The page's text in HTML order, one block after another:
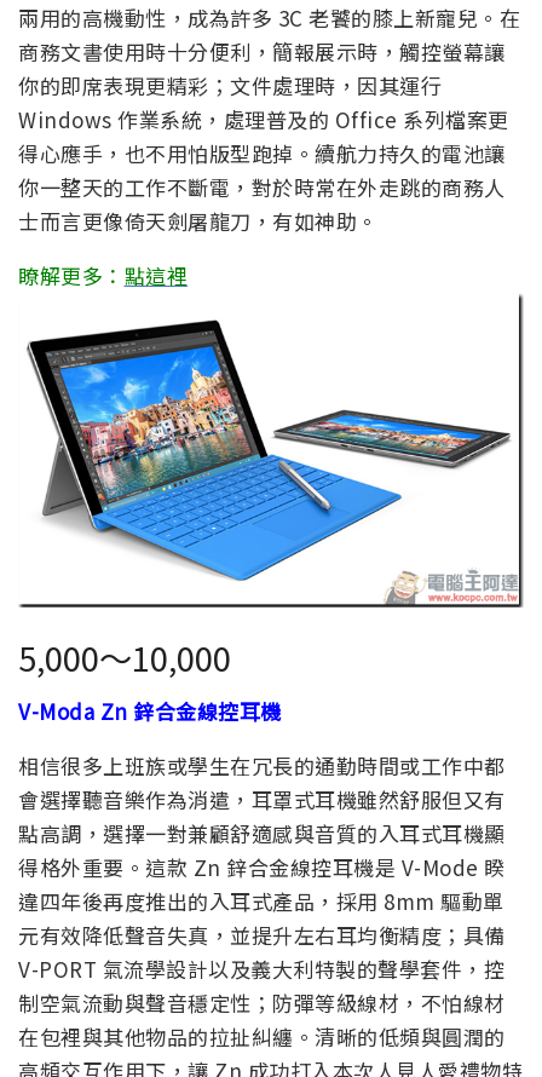
兩用的高機動性，成為許多 3C 老饕的膝上新寵兒。在
商務文書使用時十分便利，簡報展示時，觸控螢幕讓
你的即席表現更精彩；文件處理時，因其運行
Windows 作業系統，處理普及的 Office 系列檔案更
得心應手，也不用怕版型跑掉。續航力持久的電池讓
你一整天的工作不斷電，對於時常在外走跳的商務人
士而言更像倚天劍屠龍刀，有如神助。
瞭解更多： 點這裡
5,000～10,000
V-Moda Zn 鋅合金線控耳機
相信很多上班族或學生在冗長的通勤時間或工作中都
會選擇聽音樂作為消遣，耳罩式耳機雖然舒服但又有
點高調，選擇一對兼顧舒適感與音質的入耳式耳機顯
得格外重要。這款 Zn 鋅合金線控耳機是 V-Mode 睽
違四年後再度推出的入耳式產品，採用 8mm 驅動單
元有效降低聲音失真，並提升左右耳均衡精度；具備
V-PORT 氣流學設計以及義大利特製的聲學套件，控
制空氣流動與聲音穩定性；防彈等級線材，不怕線材
在包裡與其他物品的拉扯糾纏。清晰的低頻與圓潤的
高頻交互作用下，讓 Zn 成功打入本次人見人愛禮物特